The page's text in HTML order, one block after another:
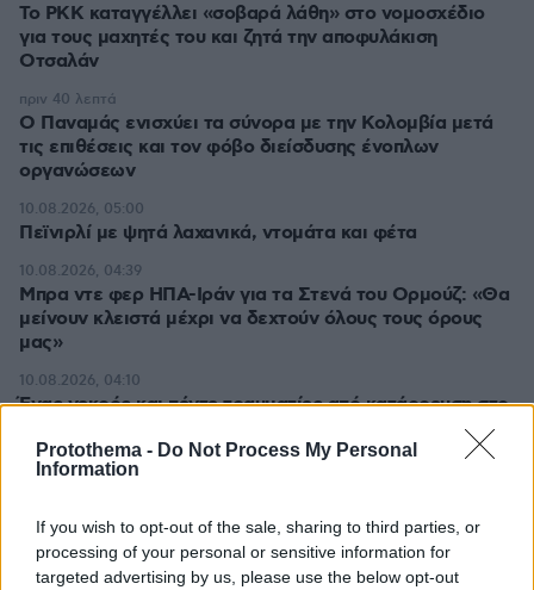
Protothema - Do Not Process My Personal
Information
If you wish to opt-out of the sale, sharing to third parties, or
processing of your personal or sensitive information for
targeted advertising by us, please use the below opt-out
Το PKK καταγγέλλει «σοβαρά λάθη» στο νομοσχέδιο
για τους μαχητές του και ζητά την αποφυλάκιση
Οτσαλάν
O Παναμάς ενισχύει τα σύνορα με την Κολομβία μετά
τις επιθέσεις και τον φόβο διείσδυσης ένοπλων
οργανώσεων
πριν 40 λεπτά
Πεϊνιρλί με ψητά λαχανικά, ντομάτα και φέτα
10.08.2026, 05:00
Μπρα ντε φερ ΗΠΑ-Ιράν για τα Στενά του Ορμούζ: «Θα
μείνουν κλειστά μέχρι να δεχτούν όλους τους όρους
μας»
10.08.2026, 04:39
Ένας νεκρός και πέντε τραυματίες από κατάρρευση στο
10.08.2026, 04:10
ανάρτηση του Αμερικανού προέδρου με τη συνέντευξη
του Έλληνα υπουργού
10.08.2026, 03:33